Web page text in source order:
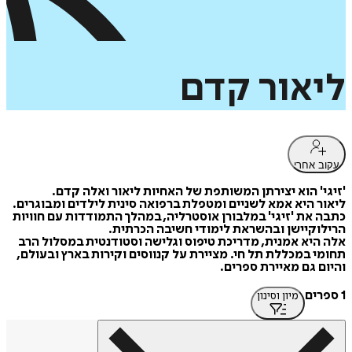
ליאור קדם
עקוב אחרי
'זיגי' הוא יצירתן המשותפת של האחיות ליאור ואלה קדם.
ליאור היא אמא לשניים ומטפלת ברפואה סינית לילדים ומבוגרים.
כתבה את 'זיגי' במלבורן אוסטרליה, במהלך התמודדות עם חוויות
הרילוקיישן ובהשראת לימודי חשיבה הכרתית.
אלה היא אמנית, מדריכת טיפוס וגלישה וסטודנטית במסלול הרב
תחומי במכללת תל חי. מציירת על קנווסים וקירות בארץ ובעולם,
והיום גם מאיירת ספרים.
1 ספרים
מיון וסינון